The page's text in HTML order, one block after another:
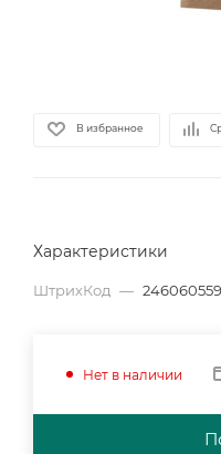
В избранное
Характеристики
ШтрихКод —
Нет в наличии